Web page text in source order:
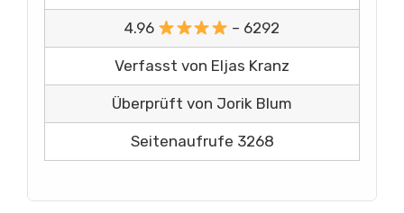
4.96 – 6292
Verfasst von Eljas Kranz
Überprüft von Jorik Blum
Seitenaufrufe 3268